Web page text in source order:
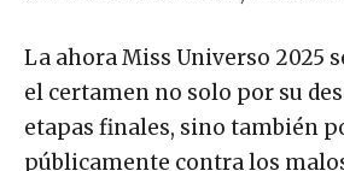
La ahora Miss Universo 2025
el certamen no solo por su
etapas finales, sino también
públicamente contra los